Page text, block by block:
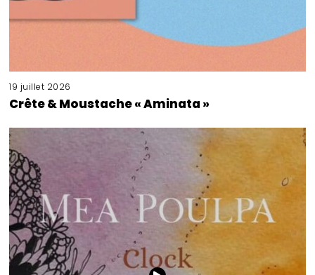
19 juillet 2026
Crête & Moustache « Aminata »